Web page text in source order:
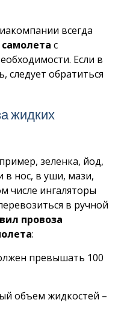
всегда
с
Если в
следует обратиться
жидких
зеленка, йод,
в нос, в уши, мази,
числе ингаляторы
в ручной
провоза
:
превышать 100
объем жидкостей ­–